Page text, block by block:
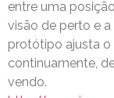
entre uma
visão de perto e
protótipo ajusta
continuamente,
vendo.